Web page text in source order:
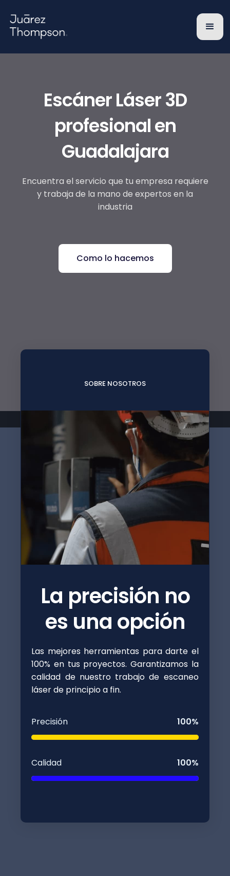
Escáner Láser 3D
profesional en
Guadalajara
Encuentra el servicio que tu empresa requiere
y trabaja de la mano de expertos en la
industria
Como lo hacemos
SOBRE NOSOTROS
La precisión no
es una opción
Las mejores herramientas para darte el
100% en tus proyectos. Garantizamos la
calidad de nuestro trabajo de escaneo
láser de principio a fin.
Precisión 100%
Calidad 100%